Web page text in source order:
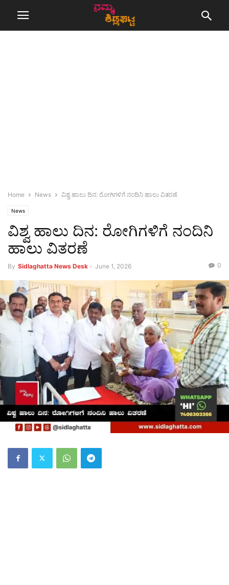
Home News ವಿಶ್ವ ಹಾಲು ದಿನ: ರೋಗಿಗಳಿಗೆ ನಂದಿನಿ ಹಾಲು ವಿತರಣೆ
News
ವಿಶ್ವ ಹಾಲು ದಿನ: ರೋಗಿಗಳಿಗೆ ನಂದಿನಿ
ಹಾಲು ವಿತರಣೆ
By Sidlaghatta News Desk - June 1, 2026 0